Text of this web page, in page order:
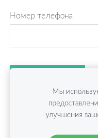
Номер телефона
Мы
улучшения